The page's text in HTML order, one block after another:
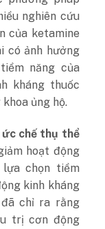
nghiên cứu
của ketamine
có ảnh hưởng
năng của
kháng thuốc
ủng hộ.
ức chế thụ thể
hoạt động
chọn tiềm
kinh kháng
chỉ ra rằng
trị cơn động